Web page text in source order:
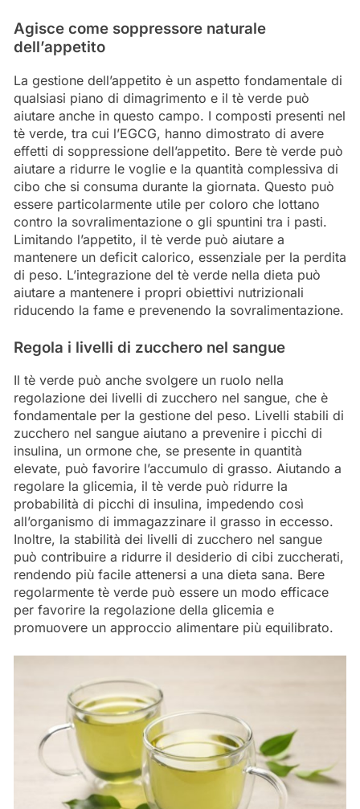
Agisce come soppressore naturale
dell’appetito
La gestione dell’appetito è un aspetto fondamentale di
qualsiasi piano di dimagrimento e il tè verde può
aiutare anche in questo campo. I composti presenti nel
tè verde, tra cui l’EGCG, hanno dimostrato di avere
effetti di soppressione dell’appetito. Bere tè verde può
aiutare a ridurre le voglie e la quantità complessiva di
cibo che si consuma durante la giornata. Questo può
essere particolarmente utile per coloro che lottano
contro la sovralimentazione o gli spuntini tra i pasti.
Limitando l’appetito, il tè verde può aiutare a
mantenere un deficit calorico, essenziale per la perdita
di peso. L’integrazione del tè verde nella dieta può
aiutare a mantenere i propri obiettivi nutrizionali
riducendo la fame e prevenendo la sovralimentazione.
Regola i livelli di zucchero nel sangue
Il tè verde può anche svolgere un ruolo nella
regolazione dei livelli di zucchero nel sangue, che è
fondamentale per la gestione del peso. Livelli stabili di
zucchero nel sangue aiutano a prevenire i picchi di
insulina, un ormone che, se presente in quantità
elevate, può favorire l’accumulo di grasso. Aiutando a
regolare la glicemia, il tè verde può ridurre la
probabilità di picchi di insulina, impedendo così
all’organismo di immagazzinare il grasso in eccesso.
Inoltre, la stabilità dei livelli di zucchero nel sangue
può contribuire a ridurre il desiderio di cibi zuccherati,
rendendo più facile attenersi a una dieta sana. Bere
regolarmente tè verde può essere un modo efficace
per favorire la regolazione della glicemia e
promuovere un approccio alimentare più equilibrato.